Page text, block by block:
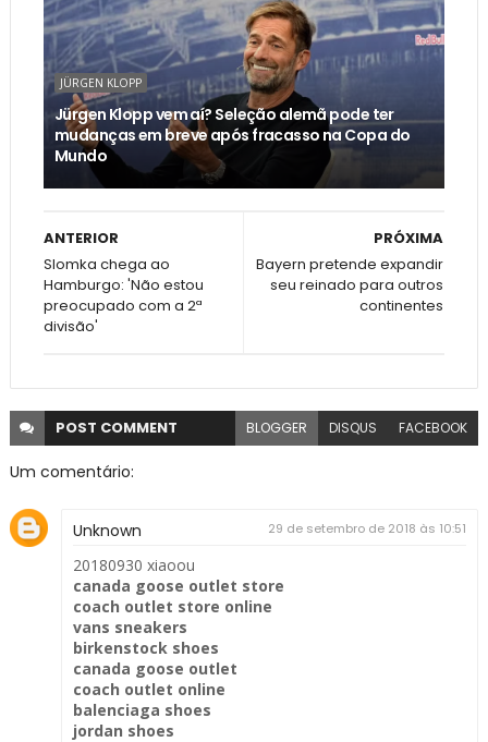
JÜRGEN KLOPP
Jürgen Klopp vem aí? Seleção alemã pode ter
mudanças em breve após fracasso na Copa do
Mundo
PRÓXIMA
Bayern pretende expandir
seu reinado para outros
continentes
ANTERIOR
Slomka chega ao
Hamburgo: 'Não estou
preocupado com a 2ª
divisão'
POST COMMENT BLOGGER DISQUS FACEBOOK
Um comentário:
Unknown 29 de setembro de 2018 às 10:51
20180930 xiaoou
canada goose outlet store
coach outlet store online
vans sneakers
birkenstock shoes
canada goose outlet
coach outlet online
balenciaga shoes
jordan shoes